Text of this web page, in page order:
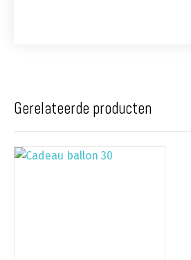
Gerelateerde producten